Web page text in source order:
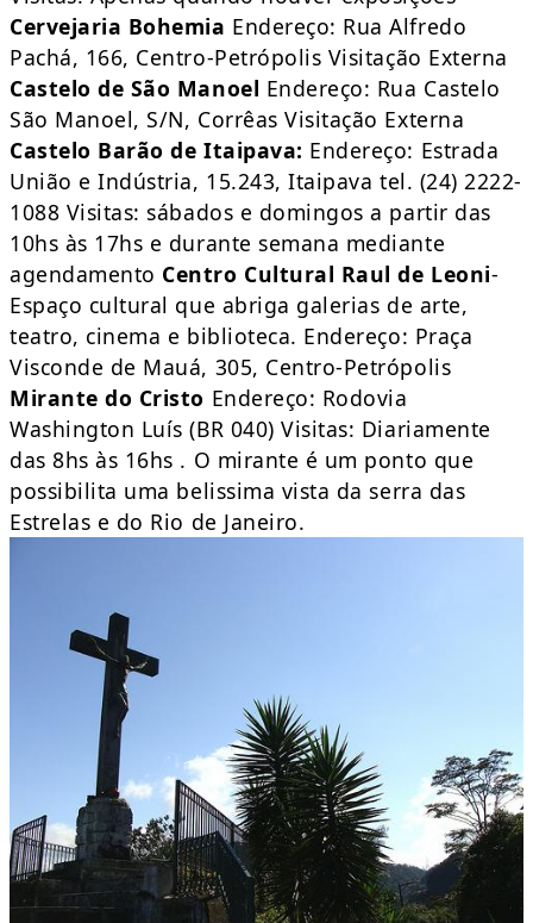
Cervejaria Bohemia Endereço: Rua Alfredo
Pachá, 166, Centro-Petrópolis Visitação Externa
Castelo de São Manoel Endereço: Rua Castelo
São Manoel, S/N, Corrêas Visitação Externa
Castelo Barão de Itaipava: Endereço: Estrada
União e Indústria, 15.243, Itaipava tel. (24) 2222-
1088 Visitas: sábados e domingos a partir das
10hs às 17hs e durante semana mediante
agendamento Centro Cultural Raul de Leoni-
Espaço cultural que abriga galerias de arte,
teatro, cinema e biblioteca. Endereço: Praça
Visconde de Mauá, 305, Centro-Petrópolis
Mirante do Cristo Endereço: Rodovia
Washington Luís (BR 040) Visitas: Diariamente
das 8hs às 16hs . O mirante é um ponto que
possibilita uma belissima vista da serra das
Estrelas e do Rio de Janeiro.